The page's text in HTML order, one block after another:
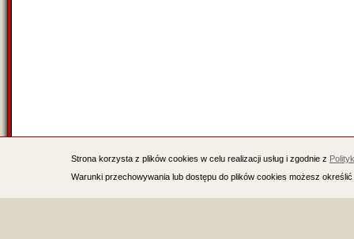
Strona korzysta z plików cookies w celu realizacji usług i zgodnie z
Warunki przechowywania lub dostępu do plików cookies możesz